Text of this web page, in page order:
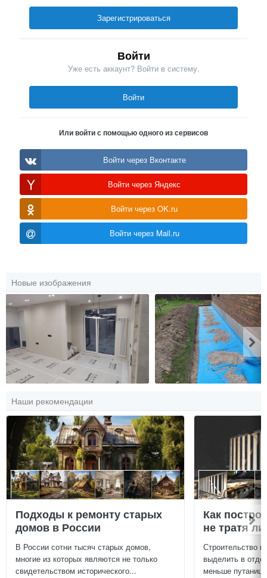
Зарегистрироваться
Войти
Уже есть аккаунт? Войти в систему.
Войти
Или войти с помощью одного из сервисов
Войти через Вконтакте
Войти через Яндекс
Войти через OK.ru
Войти через Mail.ru
Новые изображения
Наши рекомендации
Подходы к ремонту старых
домов в России
В России сотни тысяч старых домов,
многие из которых являются не только
свидетельством исторического...
Как
не тратя
Строительство
выделить в
меньше